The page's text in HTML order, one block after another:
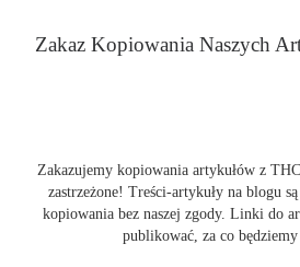
Zakaz Kopiowania Naszych
Zakazujemy kopiowania artykułów z
zastrzeżone! Treści-artykuły na blogu
kopiowania bez naszej zgody. Linki do
publikować, za co będziemy